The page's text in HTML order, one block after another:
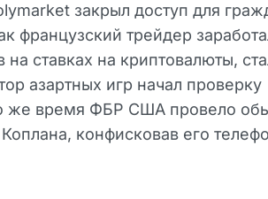
закрыл доступ для
французский трейдер
ставках на криптовалюты,
азартных игр начал проверку
же время ФБР США провело
конфисковав его